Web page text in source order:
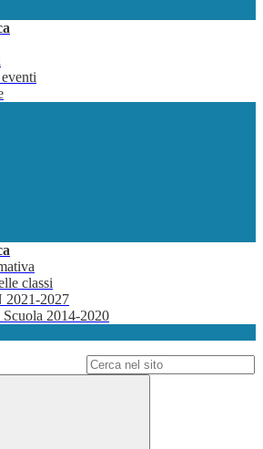
classi
2021-2027
2014-2020